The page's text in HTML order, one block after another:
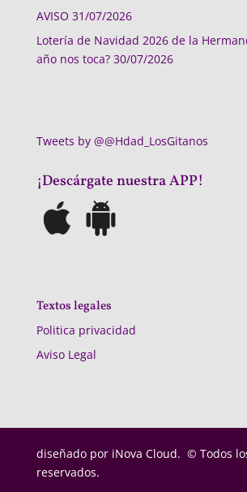
AVISO 31/07/2026
Lotería de Navidad 2026 de la
año nos toca? 30/07/2026
Tweets by @@Hdad_LosGitanos
¡Descárgate nuestra APP!
Textos legales
Politica privacidad
Aviso Legal
diseñado por iNova Cloud. © Todos
reservados.